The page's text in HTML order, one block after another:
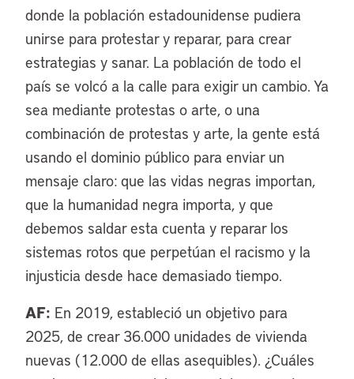
donde la población estadounidense pudiera
unirse para protestar y reparar, para crear
estrategias y sanar. La población de todo el
país se volcó a la calle para exigir un cambio. Ya
sea mediante protestas o arte, o una
combinación de protestas y arte, la gente está
usando el dominio público para enviar un
mensaje claro: que las vidas negras importan,
que la humanidad negra importa, y que
debemos saldar esta cuenta y reparar los
sistemas rotos que perpetúan el racismo y la
injusticia desde hace demasiado tiempo.
AF: En 2019, estableció un objetivo para
2025, de crear 36.000 unidades de vivienda
nuevas (12.000 de ellas asequibles). ¿Cuáles